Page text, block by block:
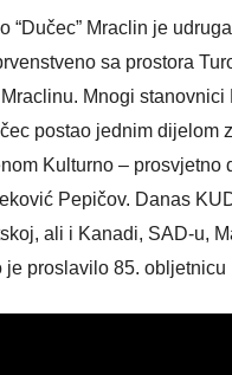
“Dučec” Mraclin je
sa prostora
Mnogi
postao jednim dijelom
Kulturno – prosvjetno
Pepičov. Danas
ali i Kanadi, SAD-u,
proslavilo 85. obljetnicu